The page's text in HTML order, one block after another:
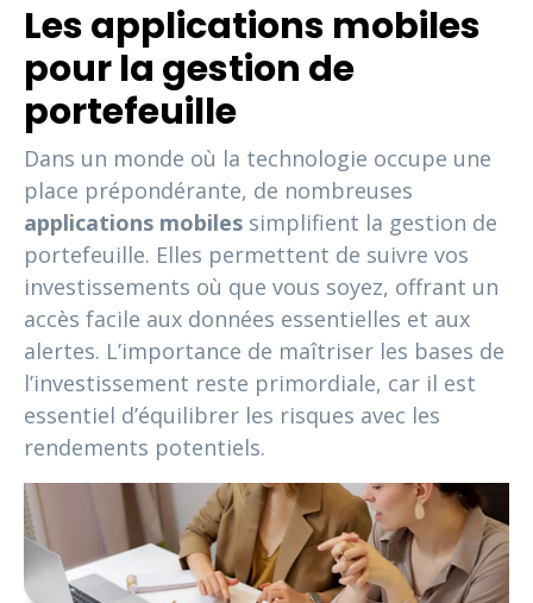
Les applications mobiles
pour la gestion de
portefeuille
Dans un monde où la technologie occupe une
place prépondérante, de nombreuses
applications mobiles simplifient la gestion de
portefeuille. Elles permettent de suivre vos
investissements où que vous soyez, offrant un
accès facile aux données essentielles et aux
alertes. L’importance de maîtriser les bases de
l’investissement reste primordiale, car il est
essentiel d’équilibrer les risques avec les
rendements potentiels.